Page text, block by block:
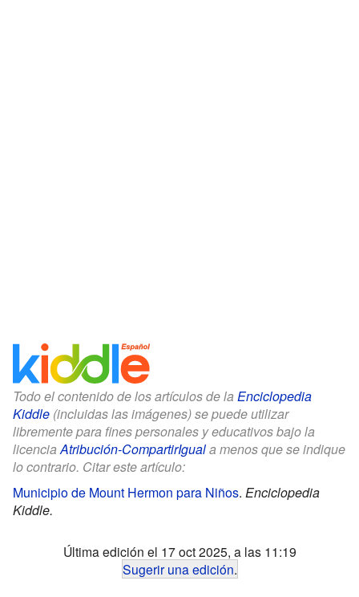
Todo el contenido de los artículos de la Enciclopedia
Kiddle (incluidas las imágenes) se puede utilizar
libremente para fines personales y educativos bajo la
licenciaAtribución-CompartirIguala menos que se indique
lo contrario. Citar este artículo:
Municipio de Mount Hermon para Niños. Enciclopedia
Kiddle.
Última edición el 17 oct 2025, a las 11:19
Sugerir una edición.